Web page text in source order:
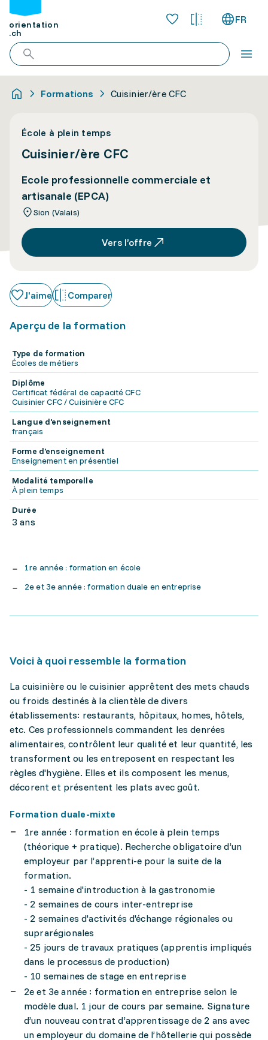
orientation
.ch
FR
Formations Cuisinier/ère CFC
École à plein temps
Cuisinier/ère CFC
Ecole professionnelle commerciale et
artisanale (EPCA)
Sion (Valais)
Vers l’offre
J'aime Comparer
Aperçu de la formation
Type de formation
Écoles de métiers
Diplôme
Certificat fédéral de capacité CFC
Cuisinier CFC / Cuisinière CFC
Langue d'enseignement
français
Forme d'enseignement
Enseignement en présentiel
Modalité temporelle
À plein temps
Durée
3 ans
1re année : formation en école
2e et 3e année : formation duale en entreprise
Voici à quoi ressemble la formation
La cuisinière ou le cuisinier apprêtent des mets chauds
ou froids destinés à la clientèle de divers
établissements: restaurants, hôpitaux, homes, hôtels,
etc. Ces professionnels commandent les denrées
alimentaires, contrôlent leur qualité et leur quantité, les
transforment ou les entreposent en respectant les
règles d'hygiène. Elles et ils composent les menus,
décorent et présentent les plats avec goût.
Formation duale-mixte
1re année : formation en école à plein temps
(théorique + pratique). Recherche obligatoire d’un
employeur par l’apprenti-e pour la suite de la
formation.
- 1 semaine d'introduction à la gastronomie
- 2 semaines de cours inter-entreprise
- 2 semaines d'activités d'échange régionales ou
suprarégionales
- 25 jours de travaux pratiques (apprentis impliqués
dans le processus de production)
- 10 semaines de stage en entreprise
2e et 3e année : formation en entreprise selon le
modèle dual. 1 jour de cours par semaine. Signature
d’un nouveau contrat d’apprentissage de 2 ans avec
un employeur du domaine de l’hôtellerie qui possède